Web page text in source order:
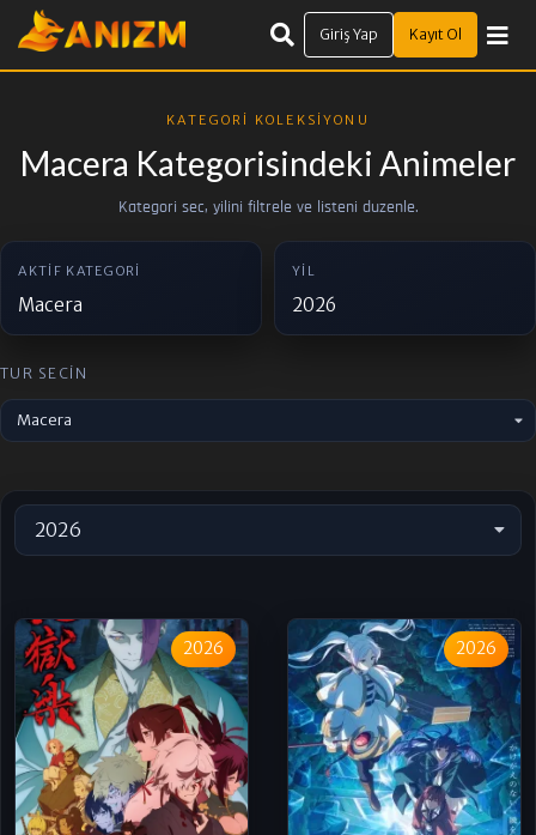
Giriş Yap Kayıt Ol
KATEGORI KOLEKSIYONU
Macera Kategorisindeki Animeler
Kategori sec, yilini filtrele ve listeni duzenle.
AKTIF KATEGORI
Macera
YIL
2026
TUR SECIN
Macera
2026
2026 2026